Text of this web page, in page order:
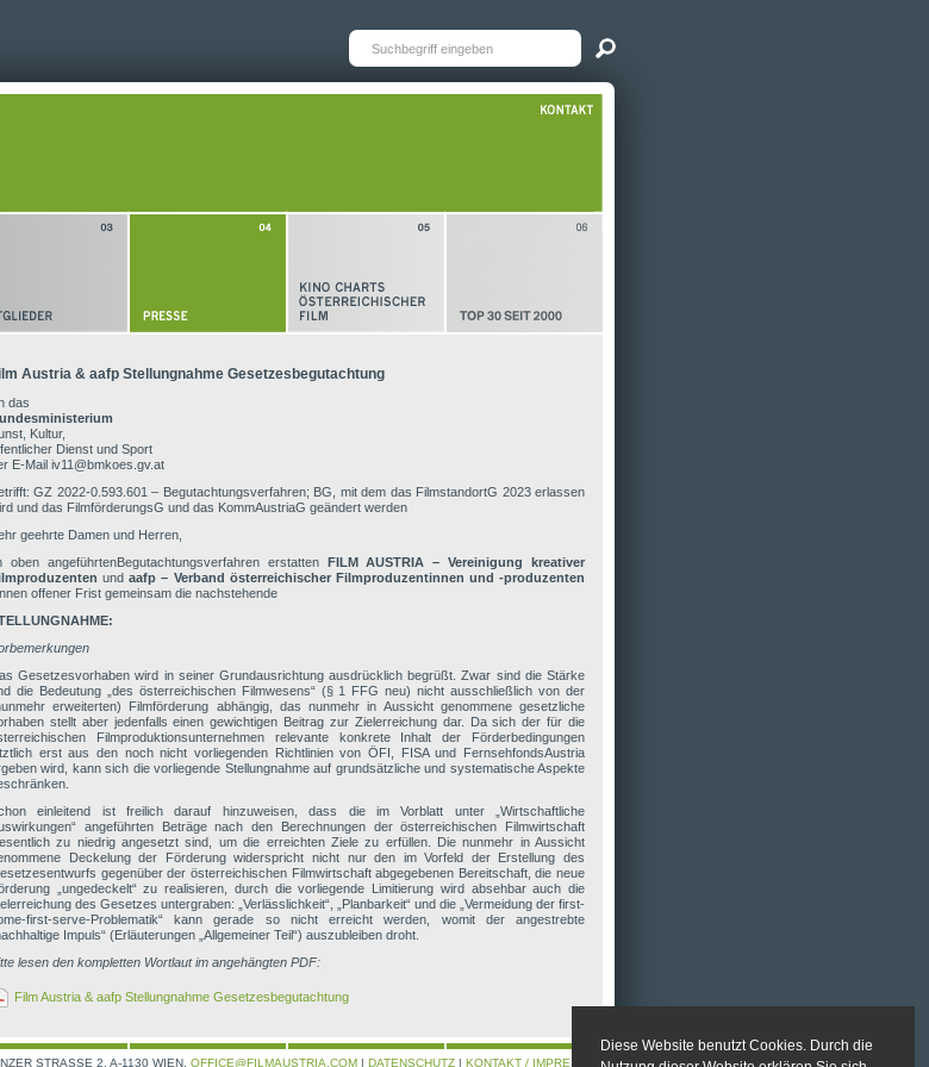
Diese Website benutzt Cookies. Durch die
Austria & aafp Stellungnahme Gesetzesbegutachtung
das
Kultur,
Dienst und Sport
E-Mail iv11@bmkoes.gv.at
GZ 2022-0.593.601 – Begutachtungsverfahren; BG, mit dem das FilmstandortG 2023 erlassen
und das FilmförderungsG und das KommAustriaG geändert werden
geehrte Damen und Herren,
oben angeführtenBegutachtungsverfahren erstatten FILM AUSTRIA – Vereinigung kreativer
undaafp – Verband österreichischer Filmproduzentinnen und -produzenten
offener Frist gemeinsam die nachstehende
Gesetzesvorhaben wird in seiner Grundausrichtung ausdrücklich begrüßt. Zwar sind die Stärke
die Bedeutung „des österreichischen Filmwesens“ (§ 1 FFG neu) nicht ausschließlich von der
erweiterten) Filmförderung abhängig, das nunmehr in Aussicht genommene gesetzliche
stellt aber jedenfalls einen gewichtigen Beitrag zur Zielerreichung dar. Da sich der für die
Filmproduktionsunternehmen relevante konkrete Inhalt der Förderbedingungen
erst aus den noch nicht vorliegenden Richtlinien von ÖFI, FISA und FernsehfondsAustria
wird, kann sich die vorliegende Stellungnahme auf grundsätzliche und systematische Aspekte
einleitend ist freilich darauf hinzuweisen, dass die im Vorblatt unter „Wirtschaftliche
angeführten Beträge nach den Berechnungen der österreichischen Filmwirtschaft
zu niedrig angesetzt sind, um die erreichten Ziele zu erfüllen. Die nunmehr in Aussicht
Deckelung der Förderung widerspricht nicht nur den im Vorfeld der Erstellung des
gegenüber der österreichischen Filmwirtschaft abgegebenen Bereitschaft, die neue
„ungedeckelt“ zu realisieren, durch die vorliegende Limitierung wird absehbar auch die
des Gesetzes untergraben: „Verlässlichkeit“, „Planbarkeit“ und die „Vermeidung der first-
first-serve-Problematik“ kann gerade so nicht erreicht werden, womit der angestrebte
Impuls“ (Erläuterungen „Allgemeiner Teil“) auszubleiben droht.
lesen den kompletten Wortlaut im angehängten PDF:
Film Austria & aafp Stellungnahme Gesetzesbegutachtung
KONTAKT / IMPRESSUM
|
DATENSCHUTZ
|
OFFICE@FILMAUSTRIA.COM
STRASSE 2, A-1130 WIEN,